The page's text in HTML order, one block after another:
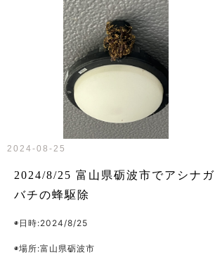
2024-08-25
2024/8/25 富山県砺波市でアシナガ
バチの蜂駆除
◉日時:2024/8/25
◉場所:富山県砺波市